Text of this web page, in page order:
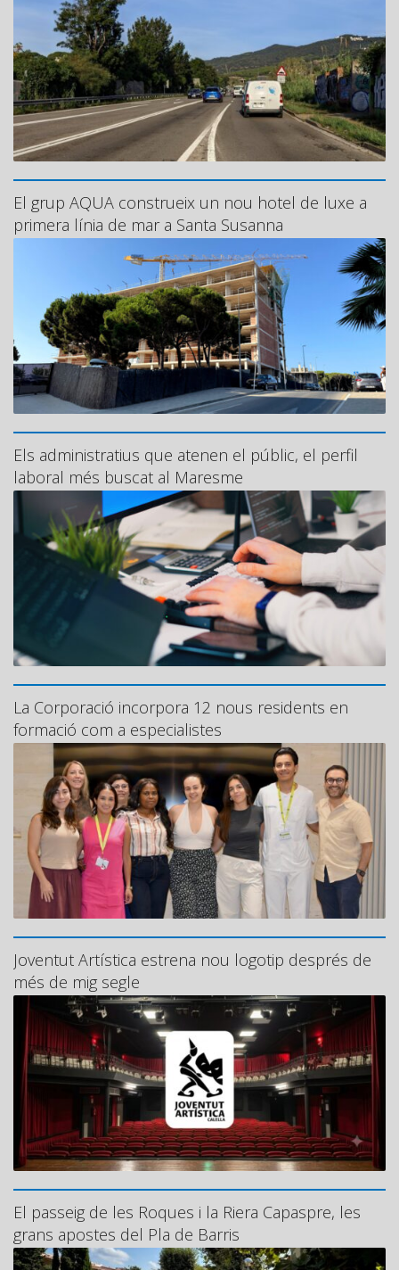
El grup AQUA construeix un nou hotel de luxe a
primera línia de mar a Santa Susanna
Els administratius que atenen el públic, el perfil
laboral més buscat al Maresme
La Corporació incorpora 12 nous residents en
formació com a especialistes
Joventut Artística estrena nou logotip després de
més de mig segle
El passeig de les Roques i la Riera Capaspre, les
grans apostes del Pla de Barris